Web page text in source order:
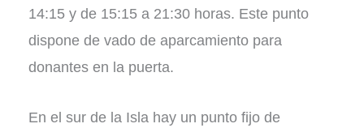
14:15 y de 15:15 a 21:30 horas. Este punto
dispone de vado de aparcamiento para
donantes en la puerta.
En el sur de la Isla hay un punto fijo de